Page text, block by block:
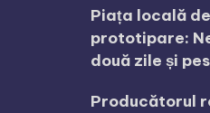
Piața locală
prototipare:
două zile și
Producătorul